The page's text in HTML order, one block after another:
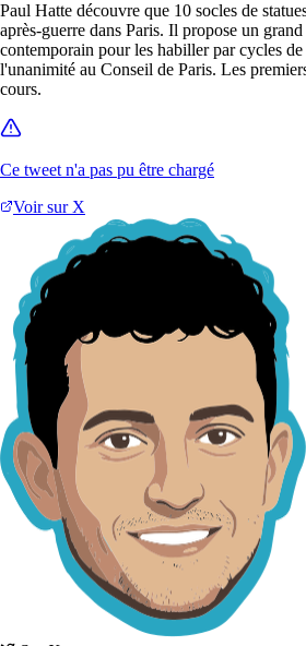
Paul Hatte découvre que 10 socles de
après-guerre dans Paris. Il propose un
contemporain pour les habiller par cycles
l'unanimité au Conseil de Paris. Les
cours.
Ce tweet n'a pas pu être chargé
Voir sur X